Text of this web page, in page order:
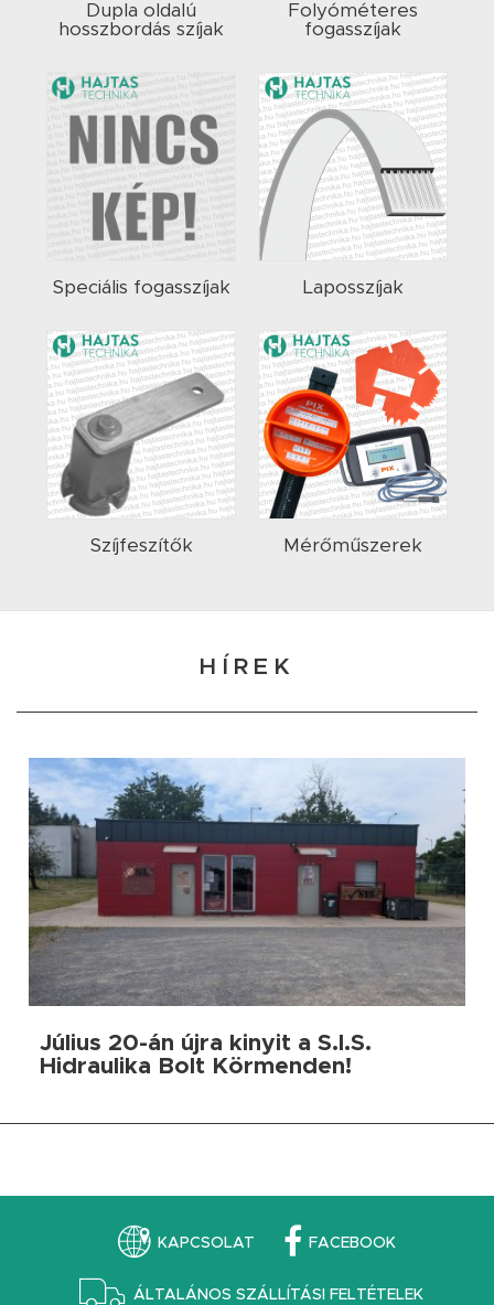
Dupla oldalú
hosszbordás szíjak
Folyóméteres
fogasszíjak
Speciális fogasszíjak Laposszíjak
Szíjfeszítők Mérőműszerek
HÍREK
Július 20-án újra kinyit a S.I.S.
Hidraulika Bolt Körmenden!
KAPCSOLAT FACEBOOK
ÁLTALÁNOS SZÁLLÍTÁSI FELTÉTELEK